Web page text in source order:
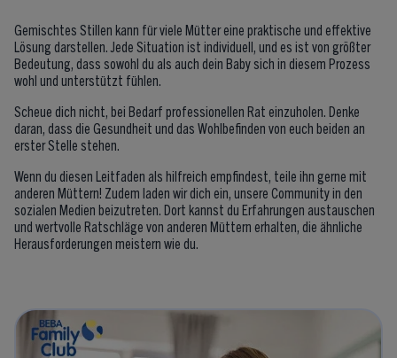
Gemischtes Stillen kann für viele Mütter eine praktische und effektive
Lösung darstellen. Jede Situation ist individuell, und es ist von größter
Bedeutung, dass sowohl du als auch dein Baby sich in diesem Prozess
wohl und unterstützt fühlen.
Scheue dich nicht, bei Bedarf professionellen Rat einzuholen. Denke
daran, dass die Gesundheit und das Wohlbefinden von euch beiden an
erster Stelle stehen.
Wenn du diesen Leitfaden als hilfreich empfindest, teile ihn gerne mit
anderen Müttern! Zudem laden wir dich ein, unsere Community in den
sozialen Medien beizutreten. Dort kannst du Erfahrungen austauschen
und wertvolle Ratschläge von anderen Müttern erhalten, die ähnliche
Herausforderungen meistern wie du.